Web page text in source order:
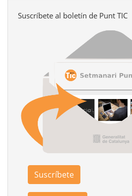
Suscríbete al boletín de Punt TIC
Suscríbete